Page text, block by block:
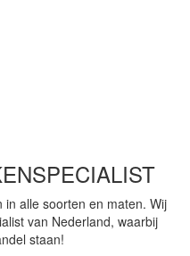
in alle soorten en maten. Wij
van Nederland, waarbij
staan!